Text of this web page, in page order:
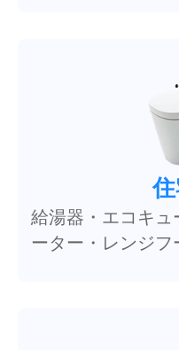
給湯器・エコキ
ーター・レンジ